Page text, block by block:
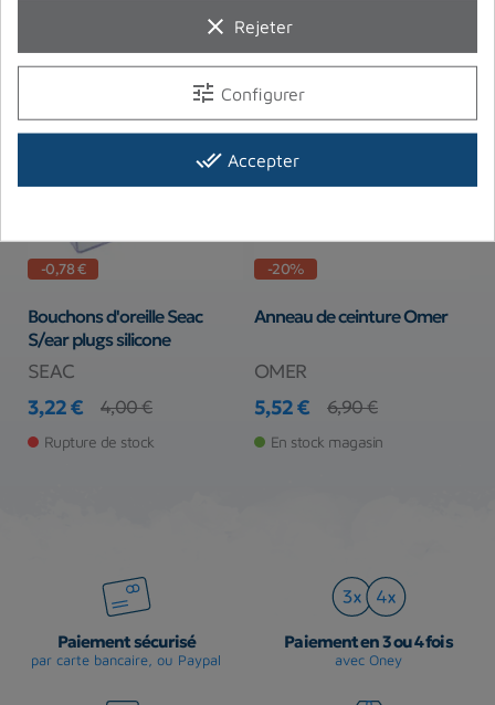
-0,78 €
Bouchons d'oreille Seac
S/ear plugs silicone
SEAC
Prix
3,22 €
Prix de base
4,00 €
Rupture de stock
-20%
Anneau de ceinture Omer
OMER
Prix
5,52 €
Prix de base
6,90 €
En stock magasin
Paiement sécurisé
par carte bancaire, ou Paypal
Paiement en 3 ou 4 fois
avec Oney
clear Rejeter
tune Configurer
done_all Accepter